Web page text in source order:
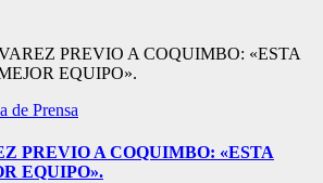
PREVIO A COQUIMBO: «ESTA
EQUIPO».
de Prensa
PREVIO A COQUIMBO: «ESTA
EQUIPO».